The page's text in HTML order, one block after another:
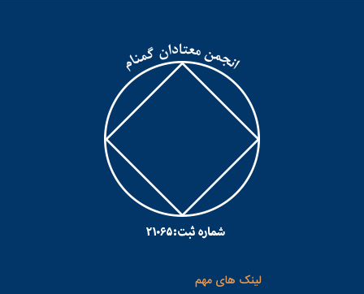
لینک های مهم